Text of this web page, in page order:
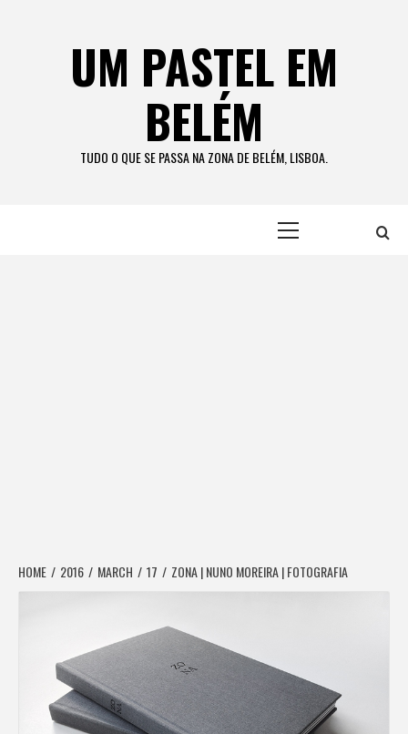
UM PASTEL EM
BELÉM
TUDO O QUE SE PASSA NA ZONA DE BELÉM, LISBOA.
HOME 2016 MARCH 17 ZONA | NUNO MOREIRA | FOTOGRAFIA